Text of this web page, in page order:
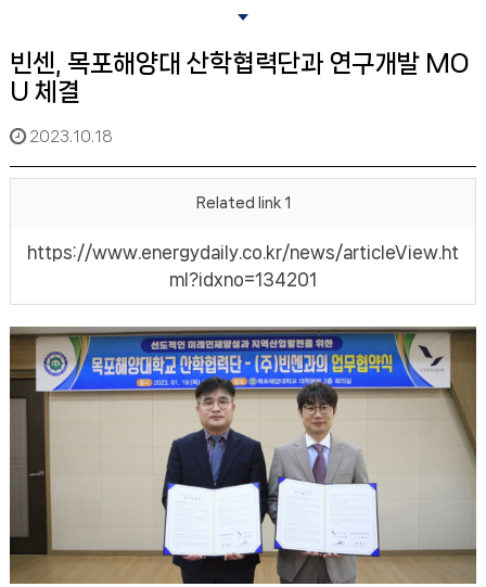
빈센, 목포해양대 산학협력단과 연구개발 MO
U 체결
2023.10.18
Related link 1
https://www.energydaily.co.kr/news/articleView.ht
ml?idxno=134201